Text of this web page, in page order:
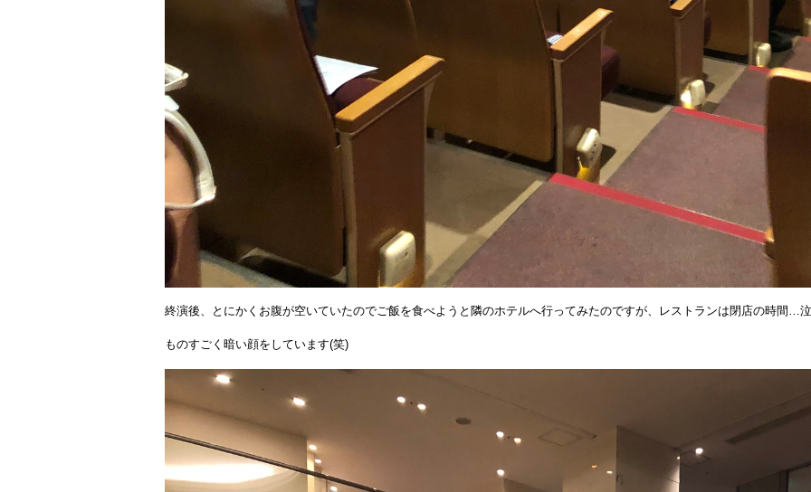
終演後、とにかくお腹が空いていたのでご飯を食べようと隣のホテルへ行ってみたのですが、レストランは閉店の時間…泣
ものすごく暗い顔をしています(笑)